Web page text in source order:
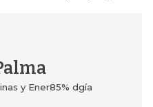
y Ener85% dgía